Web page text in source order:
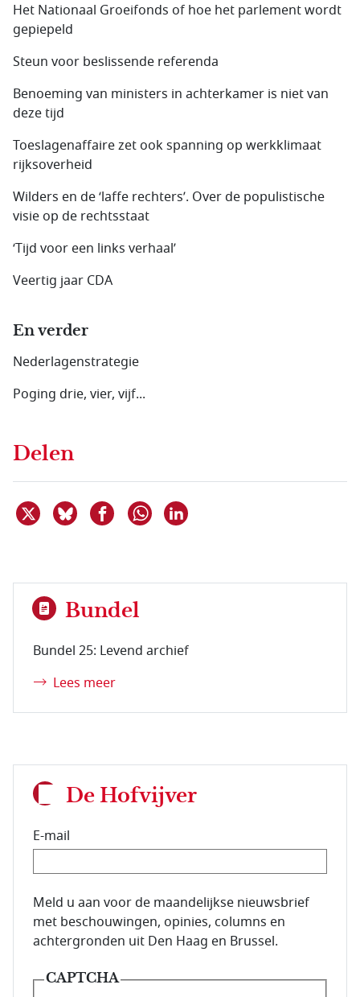
Het Nationaal Groeifonds of hoe het parlement wordt
gepiepeld
Steun voor beslissende referenda
Benoeming van ministers in achterkamer is niet van
deze tijd
Toeslagenaffaire zet ook spanning op werkklimaat
rijksoverheid
Wilders en de ‘laffe rechters’. Over de populistische
visie op de rechtsstaat
‘Tijd voor een links verhaal’
Veertig jaar CDA
En verder
Nederlagenstrategie
Poging drie, vier, vijf...
Delen
Deel dit item op X
Deel dit item op Bluesky
Deel dit item op Facebook
Delen via WhatsApp
Bundel
Bundel 25: Levend archief
Lees meer
De Hofvijver
E-mail
E-mailadres van de abonnee.
Meld u aan voor de maandelijkse nieuwsbrief
met beschouwingen, opinies, columns en
achtergronden uit Den Haag en Brussel.
CAPTCHA